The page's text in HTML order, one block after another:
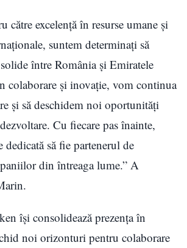
către excelență în resurse umane și
suntem determinați să
între România și Emiratele
colaborare și inovație, vom continua
și să deschidem noi oportunități
Cu fiecare pas înainte,
să fie partenerul de
din întreaga lume.” A
își consolidează prezența în
noi orizonturi pentru colaborare